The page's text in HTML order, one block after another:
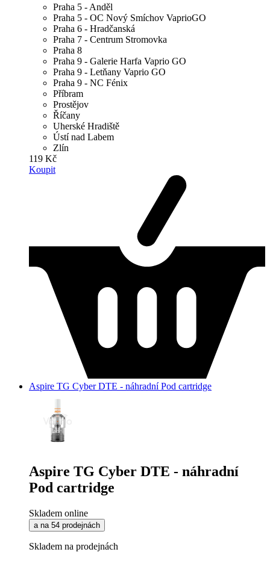
Praha 5 - Anděl
Praha 5 - OC Nový Smíchov VaprioGO
Praha 6 - Hradčanská
Praha 7 - Centrum Stromovka
Praha 8
Praha 9 - Galerie Harfa Vaprio GO
Praha 9 - Letňany Vaprio GO
Praha 9 - NC Fénix
Příbram
Prostějov
Říčany
Uherské Hradiště
Ústí nad Labem
Zlín
119 Kč
Koupit
Aspire TG Cyber DTE - náhradní Pod cartridge
Aspire TG Cyber DTE - náhradní
Pod cartridge
Skladem online
a na 54 prodejnách
Skladem na prodejnách